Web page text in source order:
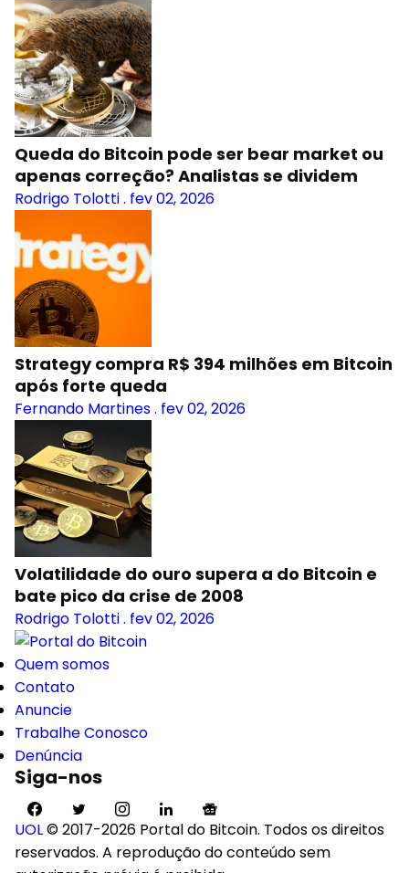
Queda do Bitcoin pode ser bear market ou
apenas correção? Analistas se dividem
Rodrigo Tolotti. fev 02, 2026
Strategy compra R$ 394 milhões em Bitcoin
após forte queda
Fernando Martines. fev 02, 2026
Volatilidade do ouro supera a do Bitcoin e
bate pico da crise de 2008
Rodrigo Tolotti. fev 02, 2026
Quem somos
Contato
Anuncie
Trabalhe Conosco
Denúncia
Siga-nos
UOL© 2017-2026 Portal do Bitcoin. Todos os direitos
reservados. A reprodução do conteúdo sem